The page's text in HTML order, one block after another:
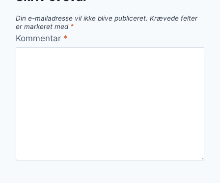
Din e-mailadresse vil ikke blive publiceret. Krævede felter
er markeret med *
Kommentar *